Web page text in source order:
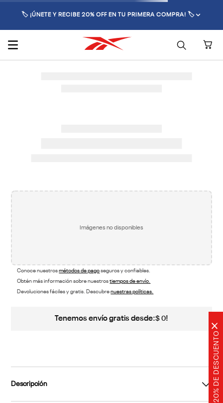
20% DE DESCUENTO
×
🏷️ ¡ÚNETE Y RECIBE 20% OFF EN TU PRIMERA COMPRA! 🏷️
Imágenes no disponibles
Conoce nuestrosmétodos de pagoseguros y confiables.
Obtén más información sobre nuestrostiempos de envío.
Devoluciones fáciles y gratis. Descubrenuestras políticas.
Tenemos envío gratis desde:$ 0!
Descripción